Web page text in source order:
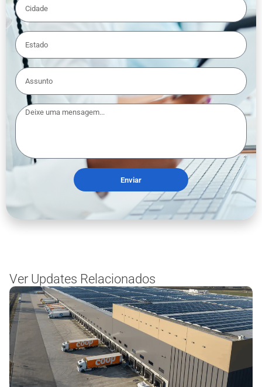
Enviar
Ver Updates Relacionados